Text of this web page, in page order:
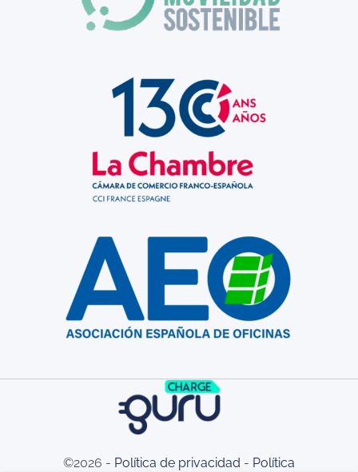
©2026 - Política de privacidad - Política